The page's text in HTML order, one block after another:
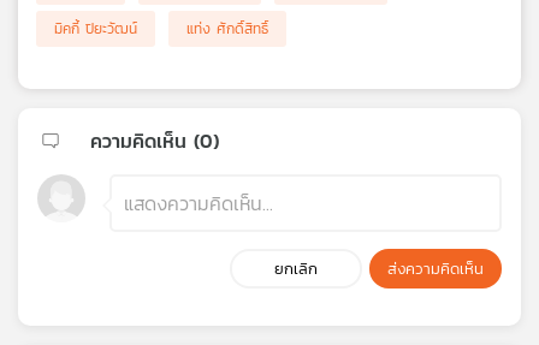
มิคกี้ ปิยะวัฒน์
แท่ง ศักดิ์สิทธิ์
ความคิดเห็น (0)
ยกเลิก ส่งความคิดเห็น